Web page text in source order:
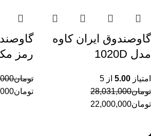
گاوصندوق ایران کاوه
مدل 1020D
امتیاز 5.00 از 5
تومان28,031,000
تومان22,000,000
رمز
تومان
تومان